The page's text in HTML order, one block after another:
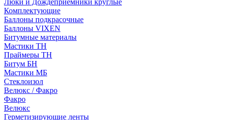
Люки и Дождеприемники круглые
Комплектующие
Баллоны подкрасочные
Баллоны VIXEN
Битумные материалы
Мастики ТН
Праймеры ТН
Битум БН
Мастики МБ
Стеклоизол
Велюкс / Факро
Факро
Велюкс
Герметизирующие ленты